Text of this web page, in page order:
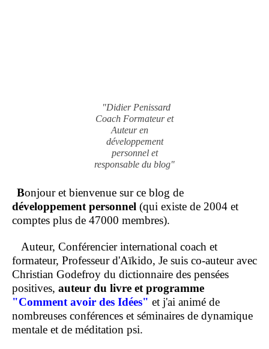
"Didier Penissard
Coach Formateur et
Auteur en
développement
personnel et
responsable du blog"
Bonjour et bienvenue sur ce blog de
développement personnel (qui existe de 2004 et
comptes plus de 47000 membres).
Auteur, Conférencier international coach et
formateur, Professeur d'Aïkido, Je suis co-auteur avec
Christian Godefroy du dictionnaire des pensées
positives, auteur du livre et programme
"Comment avoir des Idées" et j'ai animé de
nombreuses conférences et séminaires de dynamique
mentale et de méditation psi.